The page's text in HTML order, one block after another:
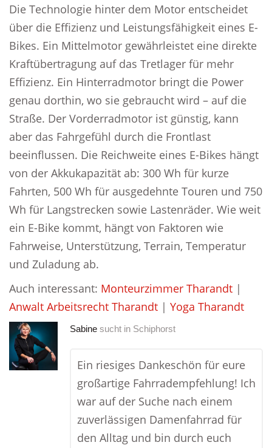
Die Technologie hinter dem Motor entscheidet
über die Effizienz und Leistungsfähigkeit eines E-
Bikes. Ein Mittelmotor gewährleistet eine direkte
Kraftübertragung auf das Tretlager für mehr
Effizienz. Ein Hinterradmotor bringt die Power
genau dorthin, wo sie gebraucht wird – auf die
Straße. Der Vorderradmotor ist günstig, kann
aber das Fahrgefühl durch die Frontlast
beeinflussen. Die Reichweite eines E-Bikes hängt
von der Akkukapazität ab: 300 Wh für kurze
Fahrten, 500 Wh für ausgedehnte Touren und 750
Wh für Langstrecken sowie Lastenräder. Wie weit
ein E-Bike kommt, hängt von Faktoren wie
Fahrweise, Unterstützung, Terrain, Temperatur
und Zuladung ab.
Auch interessant: Monteurzimmer Tharandt |
Anwalt Arbeitsrecht Tharandt | Yoga Tharandt
Sabine sucht in Schiphorst
Ein riesiges Dankeschön für eure
großartige Fahrradempfehlung! Ich
war auf der Suche nach einem
zuverlässigen Damenfahrrad für
den Alltag und bin durch euch